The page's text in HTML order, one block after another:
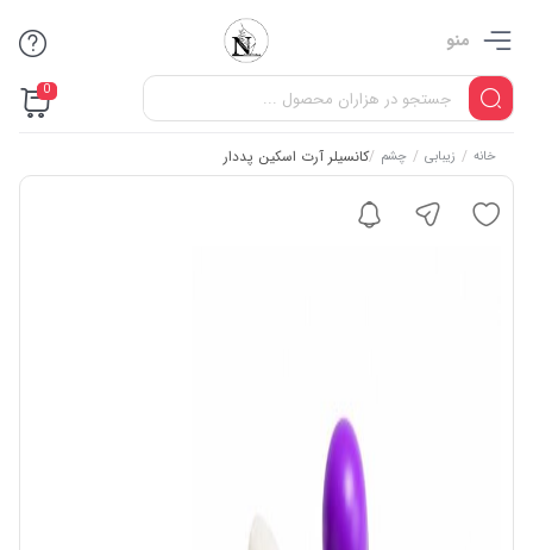
منو
0
خانه / زیبابی / چشم /کانسیلر آرت اسکین پددار